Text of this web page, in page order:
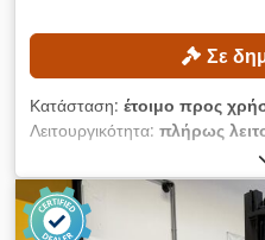
Σε
Κατάσταση: έτοιμο προς
Λειτουργικότητα: πλήρως
, Έτος
λειτουργίας:560 h, ύψος
κατασκευής:
1.950 χιλ.
,
πώληση στην υψηλότερη